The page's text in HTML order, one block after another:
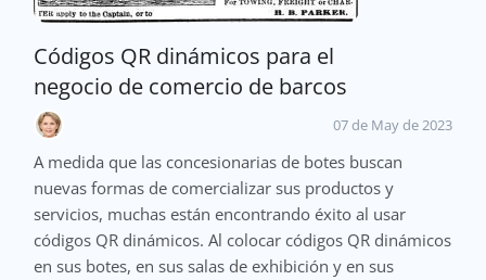
Códigos QR dinámicos para el
negocio de comercio de barcos
07 de May de 2023
A medida que las concesionarias de botes buscan
nuevas formas de comercializar sus productos y
servicios, muchas están encontrando éxito al usar
códigos QR dinámicos. Al colocar códigos QR dinámicos
en sus botes, en sus salas de exhibición y en sus